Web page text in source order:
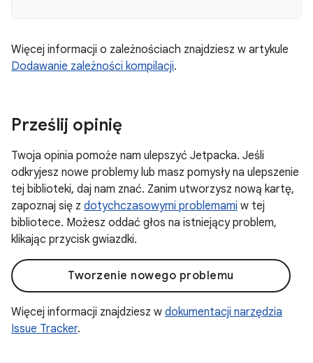
Więcej informacji o zależnościach znajdziesz w artykule
Dodawanie zależności kompilacji.
Prześlij opinię
Twoja opinia pomoże nam ulepszyć Jetpacka. Jeśli
odkryjesz nowe problemy lub masz pomysły na ulepszenie
tej biblioteki, daj nam znać. Zanim utworzysz nową kartę,
zapoznaj się z dotychczasowymi problemami w tej
bibliotece. Możesz oddać głos na istniejący problem,
klikając przycisk gwiazdki.
Tworzenie nowego problemu
Więcej informacji znajdziesz w dokumentacji narzędzia
Issue Tracker.